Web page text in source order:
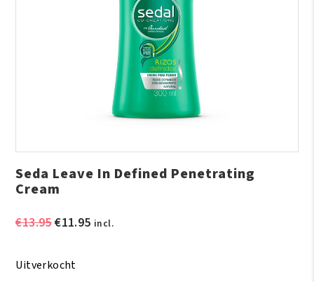
Seda Leave In Defined Penetrating
Cream
€13.95Oorspronkelijke
€13.95.
€11.95Huidige
incl.
Uitverkocht